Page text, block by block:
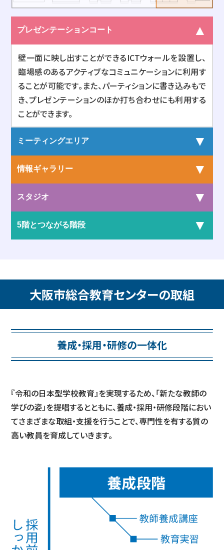
プレゼンテーションコート ▲
壁一面に映し出すことができるICTウォールを設置し、
臨場感のあるアクティブなコミュニケーションに利用す
ることが可能です。また、パーティションに書き込みもで
き、プレゼンテーションのほか打ち合わせにも利用する
ことができます。
ミーティングエリア ▼
情報ギャラリー ▼
スタジオ ▼
5階とつながる階段 ▼
大阪市総合教育センターの取組
養成・採用・研修の一体化
『令和の日本型学校教育』を実現するため、「新たな教師の
学びの姿」を提唱するとともに、養成・採用・研修段階におい
てさまざまな取組・支援を行うことで、専門性を有する質の
高い教員を育成していきます。